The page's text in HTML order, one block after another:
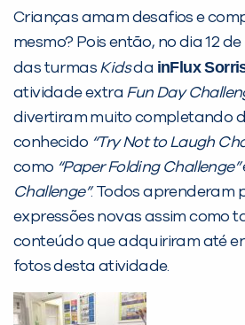
Crianças amam desafios e
mesmo? Pois então, no dia 12
das turmas Kidsda inFlux
atividade extra Fun Day
divertiram muito completando
conhecido “Try Not to Laugh
como “Paper Folding Challenge”
Challenge”. Todos aprenderam
expressões novas assim como
conteúdo que adquiriram até
fotos desta atividade.
PEÇA UMA
Não encontramos